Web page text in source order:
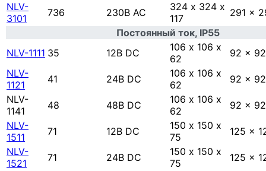
NLV-
3101
736 230В AC
324 х 324 х
117
291 x
Постоянный ток, IP55
NLV-1111 35 12В DC
106 х 106 х
62
92 x 92
NLV-
1121
41 24В DC
106 х 106 х
62
92 x 92
NLV-
1141
48 48В DC
106 х 106 х
62
92 x 92
NLV-
1511
71 12В DC
150 х 150 х
75
125 x
NLV-
1521
71 24В DC
150 х 150 х
75
125 x